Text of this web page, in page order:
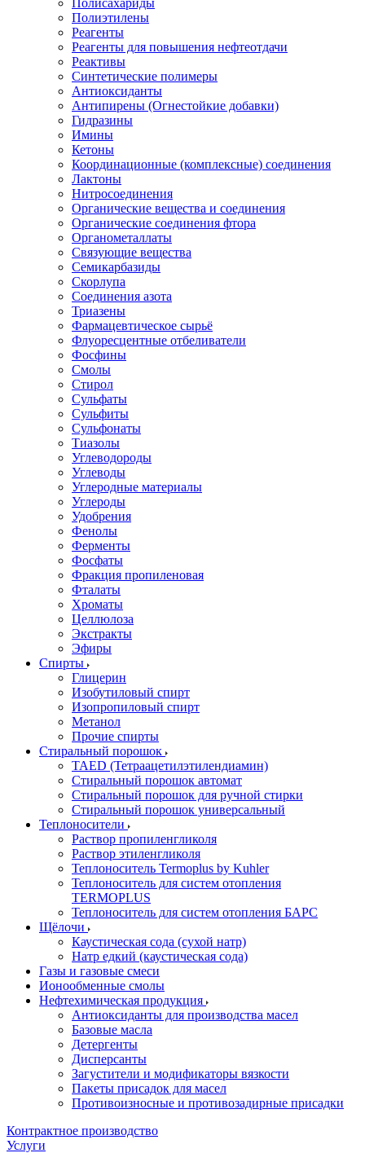
Полисахариды
Полиэтилены
Реагенты
Реагенты для повышения нефтеотдачи
Реактивы
Синтетические полимеры
Антиоксиданты
Антипирены (Огнестойкие добавки)
Гидразины
Имины
Кетоны
Координационные (комплексные) соединения
Лактоны
Нитросоединения
Органические вещества и соединения
Органические соединения фтора
Органометаллаты
Связующие вещества
Семикарбазиды
Скорлупа
Соединения азота
Триазены
Фармацевтическое сырьё
Флуоресцентные отбеливатели
Фосфины
Смолы
Стирол
Сульфаты
Сульфиты
Сульфонаты
Тиазолы
Углеводороды
Углеводы
Углеродные материалы
Углероды
Удобрения
Фенолы
Ферменты
Фосфаты
Фракция пропиленовая
Фталаты
Хроматы
Целлюлоза
Экстракты
Эфиры
Спирты
Глицерин
Изобутиловый спирт
Изопропиловый спирт
Метанол
Прочие спирты
Стиральный порошок
TAED (Тетраацетилэтилендиамин)
Стиральный порошок автомат
Стиральный порошок для ручной стирки
Стиральный порошок универсальный
Теплоносители
Раствор пропиленгликоля
Раствор этиленгликоля
Теплоноситель Termoplus by Kuhler
Теплоноситель для систем отопления
TERMOPLUS
Теплоноситель для систем отопления БАРС
Щёлочи
Каустическая сода (сухой натр)
Натр едкий (каустическая сода)
Газы и газовые смеси
Ионообменные смолы
Нефтехимическая продукция
Антиоксиданты для производства масел
Базовые масла
Детергенты
Дисперсанты
Загустители и модификаторы вязкости
Пакеты присадок для масел
Противоизносные и противозадирные присадки
Контрактное производство
Услуги